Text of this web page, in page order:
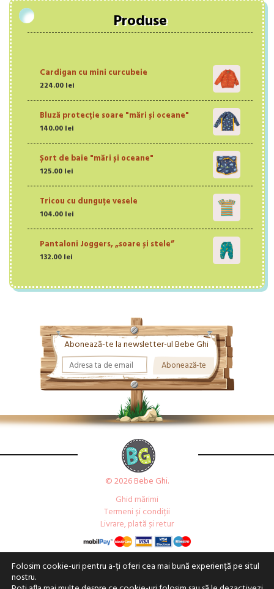
Produse
Cardigan cu mini curcubeie
224.00 lei
Bluză protecție soare "mări și oceane"
140.00 lei
Șort de baie "mări și oceane"
125.00 lei
Tricou cu dunguțe vesele
104.00 lei
Pantaloni Joggers, „soare și stele”
132.00 lei
Abonează-te la newsletter-ul Bebe Ghi
© 2026 Bebe Ghi.
Ghid mărimi
Termeni și condiții
Livrare, plată și retur
Folosim cookie-uri pentru a-ți oferi cea mai bună experiență pe situl
nostru.